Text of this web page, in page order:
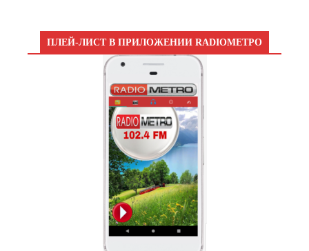
ПЛЕЙ-ЛИСТ В ПРИЛОЖЕНИИ RADIOМЕТРО